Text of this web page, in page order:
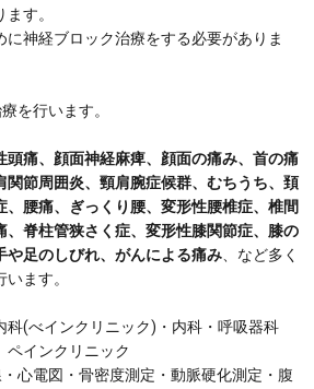
す。
神経ブロック治療をする必要がありま
を行います。
頭痛、顔面神経麻痺、顔面の痛み、首の痛
関節周囲炎、頸肩腕症候群、むちうち、頚
、腰痛、ぎっくり腰、変形性腰椎症、椎間
、脊柱管狭さく症、変形性膝関節症、膝の
や足のしびれ、がんによる痛み 、など多く
ます。
科(べインクリニック)・内科・呼吸器科
ペインクリニック
・心電図・骨密度測定・動脈硬化測定・腹